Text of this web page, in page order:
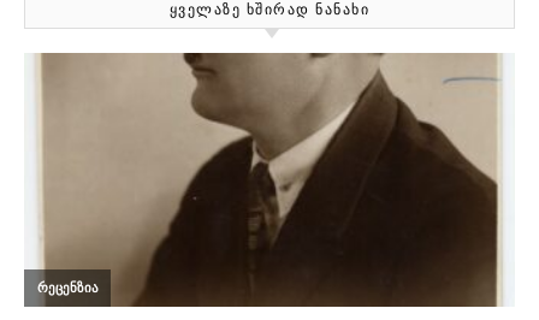
ᲧᲕᲔᲚᲐᲖᲔ ᲮᲨᲘᲠᲐᲓ ᲜᲐᲜᲐᲮᲘ